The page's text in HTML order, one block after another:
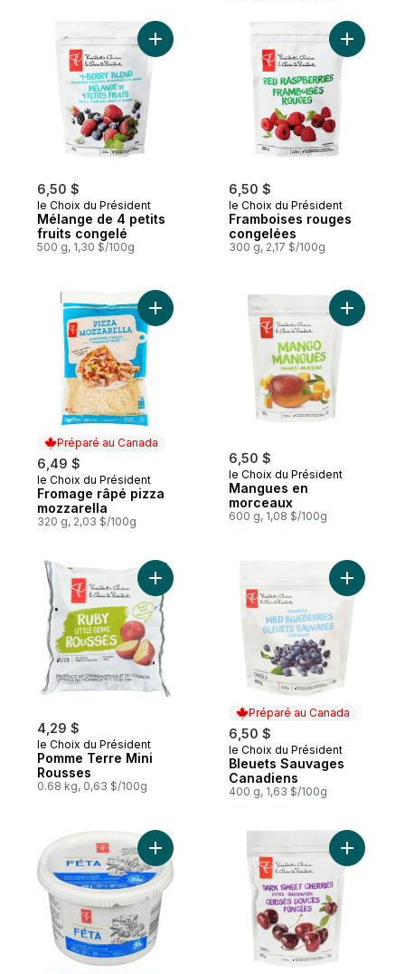
6,50 $
le Choix du Président
Mélange de 4 petits
fruits congelé
500 g, 1,30 $/100g
Ajouter Mélange de 4 petits fruits
6,50 $
le Choix du Président
Framboises rouges
congelées
300 g, 2,17 $/100g
Ajouter
Préparé au Canada
6,49 $
Préparé au Canada
le Choix du Président
Fromage râpé pizza
mozzarella
320 g, 2,03 $/100g
Ajouter Fromage râpé pizza mozzarella
6,50 $
le Choix du Président
Mangues en
morceaux
600 g, 1,08 $/100g
4,29 $
le Choix du Président
Pomme Terre Mini
Rousses
0.68 kg, 0,63 $/100g
Ajouter Pomme Terre Mini Rousses au
Préparé au Canada
6,50 $
Préparé au Canada
le Choix du Président
Bleuets Sauvages
Canadiens
400 g, 1,63 $/100g
Ajouter
Ajouter Fromage Féta Dans La Saumure
Ajouter